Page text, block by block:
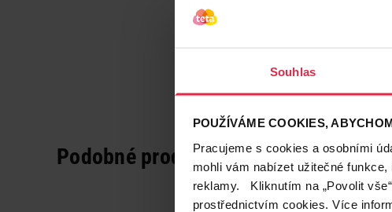
Souhlas
POUŽÍVÁME COOKIES,
Pracujeme s cookies a osobními
mohli vám nabízet užitečné
reklamy. Kliknutím na „Povolit
prostřednictvím cookies. Více
Podobné produkty